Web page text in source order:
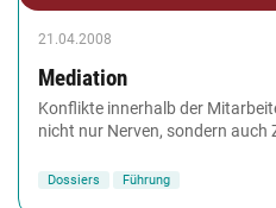
21.04.2008
Mediation
Konflikte innerhalb der
nicht nur Nerven, sondern auch
Dossiers Führung